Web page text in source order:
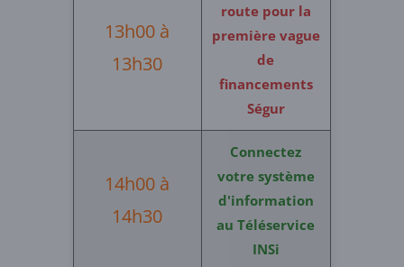
13h00 à
13h30
route pour la
première vague
de
financements
Ségur
14h00 à
14h30
Connectez
votre système
d'information
au Téléservice
INSi